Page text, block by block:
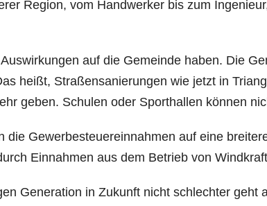
Region, vom Handwerker bis zum
auf die Gemeinde haben. Die
heißt, Straßensanierungen wie jetzt in
geben. Schulen oder Sporthallen können
die Gewerbesteuereinnahmen auf eine
Einnahmen aus dem Betrieb von
Generation in Zukunft nicht schlechter geht